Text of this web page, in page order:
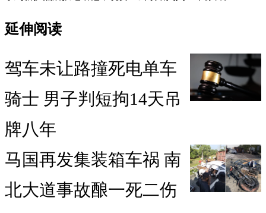
延伸阅读
驾车未让路撞死电单车
骑士 男子判短拘14天吊
牌八年
马国再发集装箱车祸 南
北大道事故酿一死二伤